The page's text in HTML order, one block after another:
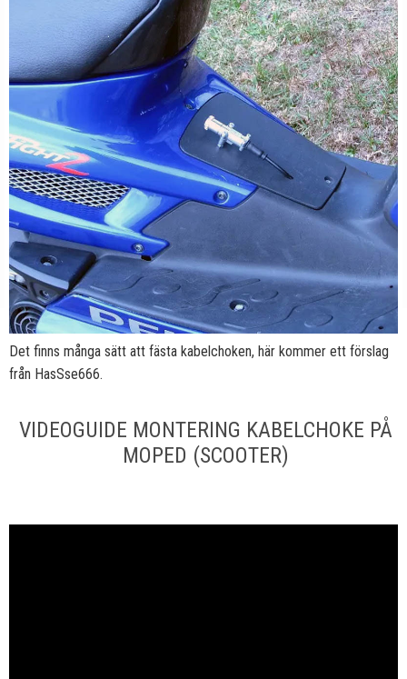
Det finns många sätt att fästa kabelchoken, här kommer ett förslag
från HasSse666.
VIDEOGUIDE MONTERING KABELCHOKE PÅ
MOPED (SCOOTER)